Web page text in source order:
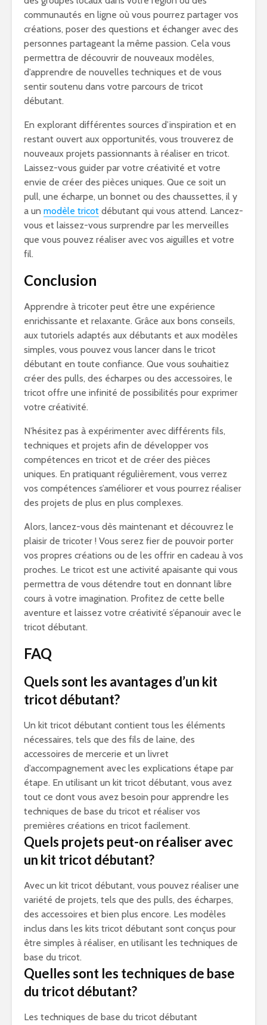
communautés en ligne où vous pourrez partager vos
créations, poser des questions et échanger avec des
personnes partageant la même passion. Cela vous
permettra de découvrir de nouveaux modèles,
d’apprendre de nouvelles techniques et de vous
sentir soutenu dans votre parcours de tricot
débutant.
En explorant différentes sources d’inspiration et en
restant ouvert aux opportunités, vous trouverez de
nouveaux projets passionnants à réaliser en tricot.
Laissez-vous guider par votre créativité et votre
envie de créer des pièces uniques. Que ce soit un
pull, une écharpe, un bonnet ou des chaussettes, il y
a un modèle tricot débutant qui vous attend. Lancez-
vous et laissez-vous surprendre par les merveilles
que vous pouvez réaliser avec vos aiguilles et votre
fil.
Conclusion
Apprendre à tricoter peut être une expérience
enrichissante et relaxante. Grâce aux bons conseils,
aux tutoriels adaptés aux débutants et aux modèles
simples, vous pouvez vous lancer dans le tricot
débutant en toute confiance. Que vous souhaitiez
créer des pulls, des écharpes ou des accessoires, le
tricot offre une infinité de possibilités pour exprimer
votre créativité.
N’hésitez pas à expérimenter avec différents fils,
techniques et projets afin de développer vos
compétences en tricot et de créer des pièces
uniques. En pratiquant régulièrement, vous verrez
vos compétences s’améliorer et vous pourrez réaliser
des projets de plus en plus complexes.
Alors, lancez-vous dès maintenant et découvrez le
plaisir de tricoter ! Vous serez fier de pouvoir porter
vos propres créations ou de les offrir en cadeau à vos
proches. Le tricot est une activité apaisante qui vous
permettra de vous détendre tout en donnant libre
cours à votre imagination. Profitez de cette belle
aventure et laissez votre créativité s’épanouir avec le
tricot débutant.
FAQ
Quels sont les avantages d’un kit
tricot débutant?
Un kit tricot débutant contient tous les éléments
nécessaires, tels que des fils de laine, des
accessoires de mercerie et un livret
d’accompagnement avec les explications étape par
étape. En utilisant un kit tricot débutant, vous avez
tout ce dont vous avez besoin pour apprendre les
techniques de base du tricot et réaliser vos
premières créations en tricot facilement.
Quels projets peut-on réaliser avec
un kit tricot débutant?
Avec un kit tricot débutant, vous pouvez réaliser une
variété de projets, tels que des pulls, des écharpes,
des accessoires et bien plus encore. Les modèles
inclus dans les kits tricot débutant sont conçus pour
être simples à réaliser, en utilisant les techniques de
base du tricot.
Quelles sont les techniques de base
du tricot débutant?
Les techniques de base du tricot débutant